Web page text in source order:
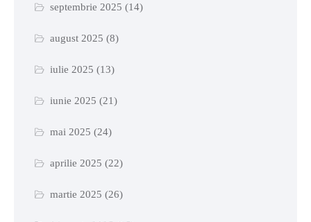
septembrie 2025 (14)
august 2025 (8)
iulie 2025 (13)
iunie 2025 (21)
mai 2025 (24)
aprilie 2025 (22)
martie 2025 (26)